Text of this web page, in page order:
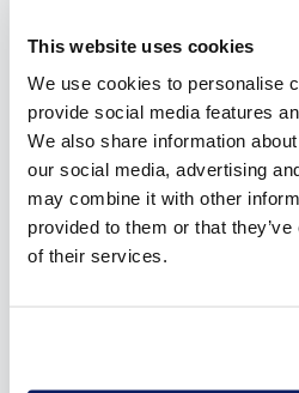
This website uses cookies
We use cookies to personalise
provide social media features
We also share information
our social media, advertising
may combine it with other
provided to them or that
of their services.
voorzetrolluiken de ideale
voor de ramen, zodat het niet
perforeren. Zo wordt het
beïnvloed.
Opbouwrolluiken werk je
naadloos weg. Afhankelijk van
buitenzijde slechts een klein